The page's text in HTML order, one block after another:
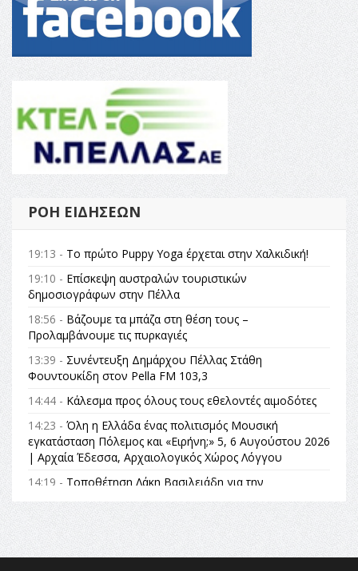
ΡΟΉ ΕΙΔΉΣΕΩΝ
19:13 - Το πρώτο Puppy Yoga έρχεται στην Χαλκιδική!
19:10 - Επίσκεψη αυστραλών τουριστικών
δημοσιογράφων στην Πέλλα
18:56 - Βάζουμε τα μπάζα στη θέση τους –
Προλαμβάνουμε τις πυρκαγιές
13:39 - Συνέντευξη Δημάρχου Πέλλας Στάθη
Φουντουκίδη στον Pella FM 103,3
14:44 - Κάλεσμα προς όλους τους εθελοντές αιμοδότες
14:23 - Όλη η Ελλάδα ένας πολιτισμός Μουσική
εγκατάσταση Πόλεμος και «Ειρήνη;» 5, 6 Αυγούστου 2026
| Αρχαία Έδεσσα, Αρχαιολογικός Χώρος Λόγγου
14:19 - Τοποθέτηση Λάκη Βασιλειάδη για την
θεσμικές διαδικασίες υπάρχει μόνο η ευθύνη απέναντι
στις επόμενες γενιές»
16:35 -Το πρόγραμμα του ΠΑΟΚ στον δεύτερο γύρο του